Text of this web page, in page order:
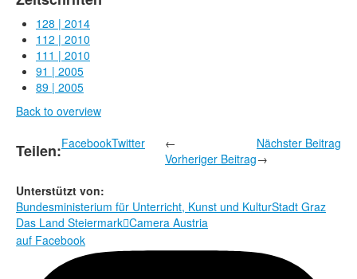
Rechtliche Informationen
128 | 2014
112 | 2010
111 | 2010
91 | 2005
89 | 2005
Back to overview
Teilen:FacebookTwitter
←
Vorheriger Beitrag
Nächster Beitrag
→
Unterstützt von:
Bundesministerium für Unterricht, Kunst und KulturStadt Graz
Das Land SteiermarkCamera Austria
auf Facebook